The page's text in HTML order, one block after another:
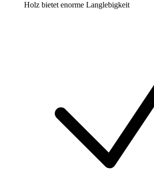
Holz bietet enorme Langlebigkeit